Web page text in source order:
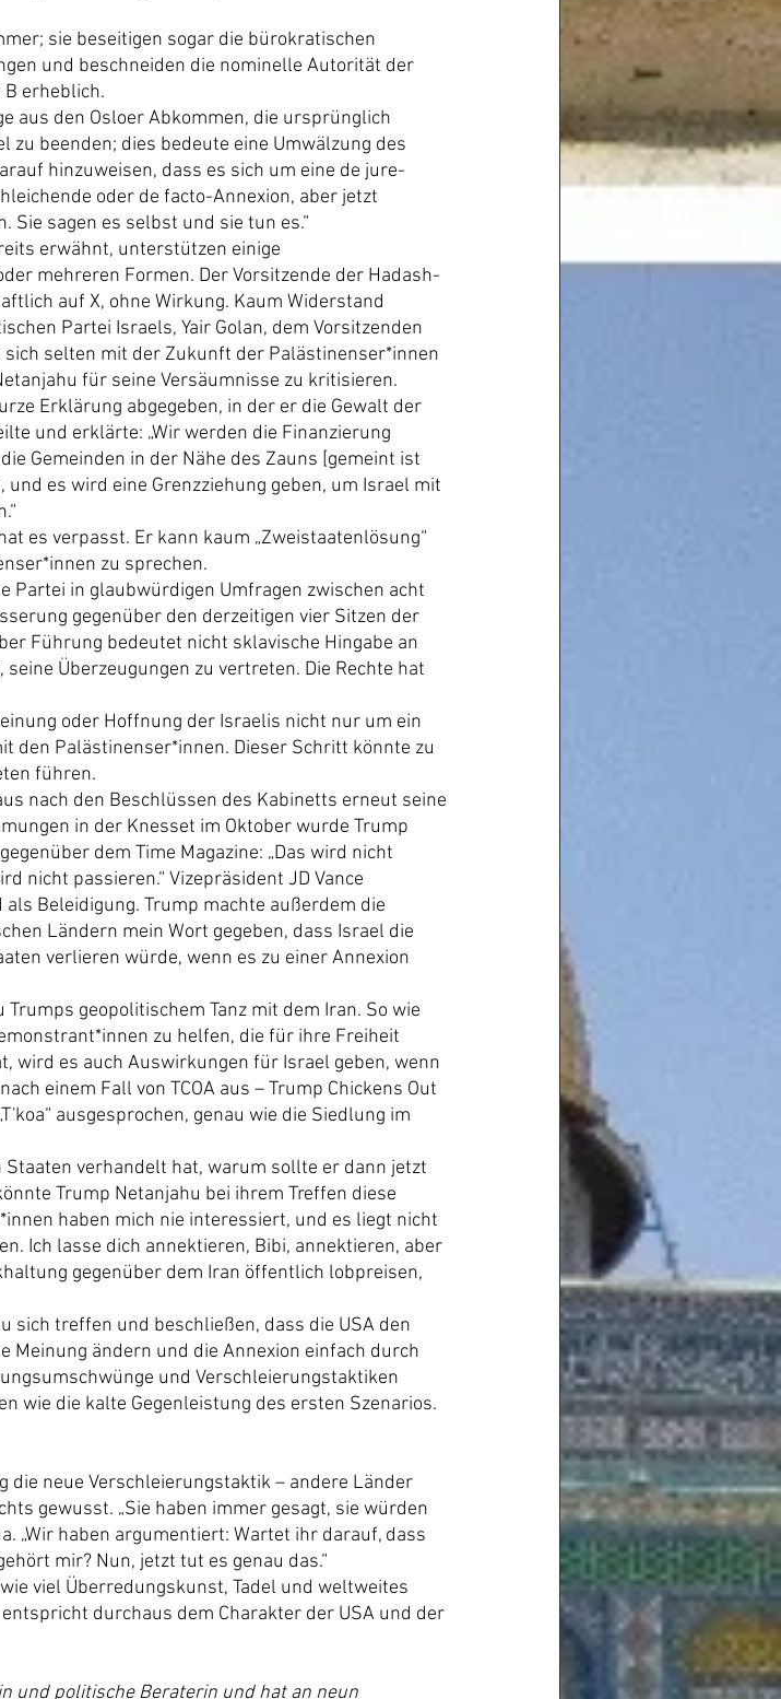
sie beseitigen sogar die bürokratischen
und beschneiden die nominelle Autorität der
erheblich.
aus den Osloer Abkommen, die ursprünglich
beenden; dies bedeute eine Umwälzung des
hinzuweisen, dass es sich um eine de jure-
oder de facto-Annexion, aber jetzt
sagen es selbst und sie tun es.“
erwähnt, unterstützen einige
mehreren Formen. Der Vorsitzende der Hadash-
auf X, ohne Wirkung. Kaum Widerstand
Partei Israels, Yair Golan, dem Vorsitzenden
selten mit der Zukunft der Palästinenser*innen
für seine Versäumnisse zu kritisieren.
Erklärung abgegeben, in der er die Gewalt der
und erklärte: „Wir werden die Finanzierung
Gemeinden in der Nähe des Zauns [gemeint ist
es wird eine Grenzziehung geben, um Israel mit
es verpasst. Er kann kaum „Zweistaatenlösung“
zu sprechen.
Partei in glaubwürdigen Umfragen zwischen acht
gegenüber den derzeitigen vier Sitzen der
Führung bedeutet nicht sklavische Hingabe an
Überzeugungen zu vertreten. Die Rechte hat
oder Hoffnung der Israelis nicht nur um ein
den Palästinenser*innen. Dieser Schritt könnte zu
führen.
nach den Beschlüssen des Kabinetts erneut seine
in der Knesset im Oktober wurde Trump
dem Time Magazine: „Das wird nicht
nicht passieren.“ Vizepräsident JD Vance
Beleidigung. Trump machte außerdem die
Ländern mein Wort gegeben, dass Israel die
verlieren würde, wenn es zu einer Annexion
geopolitischem Tanz mit dem Iran. So wie
zu helfen, die für ihre Freiheit
wird es auch Auswirkungen für Israel geben, wenn
einem Fall von TCOA aus – Trump Chickens Out
ausgesprochen, genau wie die Siedlung im
verhandelt hat, warum sollte er dann jetzt
Trump Netanjahu bei ihrem Treffen diese
haben mich nie interessiert, und es liegt nicht
Ich lasse dich annektieren, Bibi, annektieren, aber
gegenüber dem Iran öffentlich lobpreisen,
sich treffen und beschließen, dass die USA den
Meinung ändern und die Annexion einfach durch
und Verschleierungstaktiken
wie die kalte Gegenleistung des ersten Szenarios.
neue Verschleierungstaktik – andere Länder
gewusst. „Sie haben immer gesagt, sie würden
„Wir haben argumentiert: Wartet ihr darauf, dass
mir? Nun, jetzt tut es genau das.“
viel Überredungskunst, Tadel und weltweites
durchaus dem Charakter der USA und der
und politische Beraterin und hat an neun